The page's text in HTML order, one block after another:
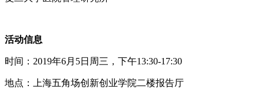
活动信息
时间：2019年6月5日周三，下午13:30-17:30
地点：上海五角场创新创业学院二楼报告厅